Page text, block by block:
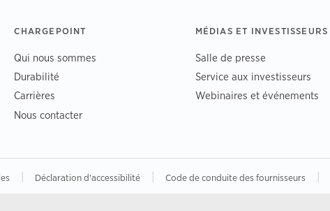
CHARGEPOINT
Qui nous sommes
Durabilité
Carrières
Nous contacter
MÉDIAS ET INVESTISSEURS
Salle de presse
Service aux investisseurs
Webinaires et événements
Déclaration d'accessibilité Code de conduite des fournisseurs